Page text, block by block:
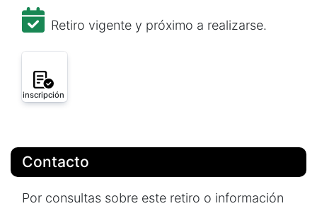
Retiro vigente y próximo a realizarse.
inscripción
Contacto
Por consultas sobre este retiro o información